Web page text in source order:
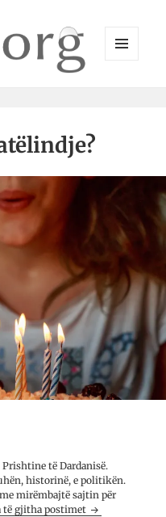
të Dar­da­nisë.
histo­rinë, e poli­ti­kën.
mirë­mbajtë saj­tin për
të gjitha postimet